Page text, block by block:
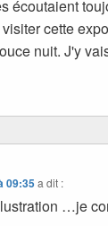
écoutaient
cette
nuit. J'y
09:35a dit :
…je